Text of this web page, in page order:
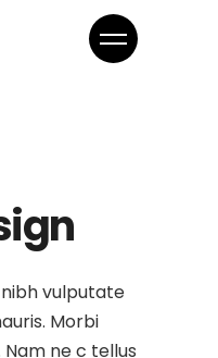
vulputate
Morbi
ne c tellus